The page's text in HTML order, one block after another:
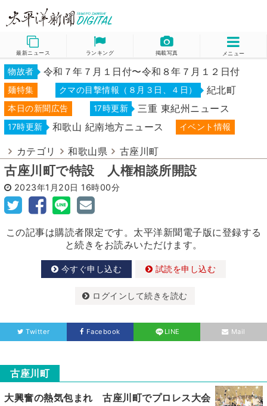
最新ニュース ランキング 掲載写真 メニュー
物故者 令和７年７月１日付〜令和８年７月１２日付
麺特集 クマの目撃情報（８月３日、４日） 紀北町
本日の新聞広告 17時更新 三重 東紀州ニュース
17時更新 和歌山 紀南地方ニュース イベント情報
カテゴリ 和歌山県 古座川町
古座川町で特設 人権相談所開設
2023年1月20日 16時00分
この記事は購読者限定です。太平洋新聞電子版に登録する
と続きをお読みいただけます。
今すぐ申し込む 試読を申し込む
ログインして続きを読む
Twitter Facebook LINE Mail
古座川町
大興奮の熱気包まれ 古座川町でプロレス大会